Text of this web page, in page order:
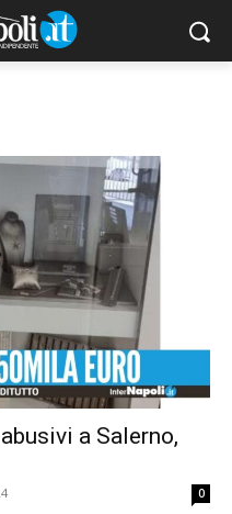
a Salerno,
0